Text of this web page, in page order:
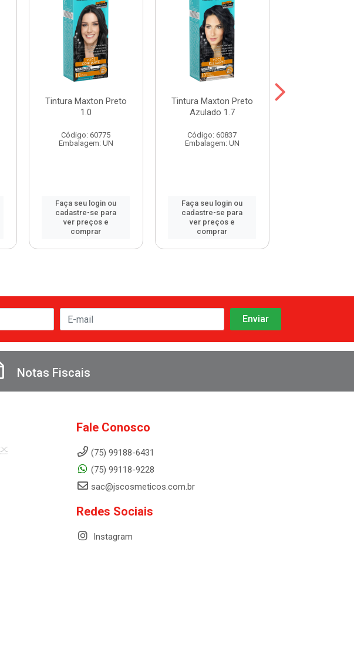
Tintura Maxton Preto
1.0
Código: 60775
Embalagem: UN
Faça seu login ou
cadastre-se para
ver preços e
comprar
Tintura Maxton Preto
Azulado 1.7
Código: 60837
Embalagem: UN
Faça seu login ou
cadastre-se para
ver preços e
comprar
Notas Fiscais
Fale Conosco
(75) 99188-6431
(75) 99118-9228
sac@jscosmeticos.com.br
Redes Sociais
Instagram